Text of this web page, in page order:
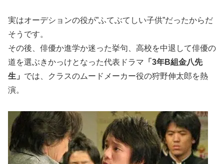
実はオーデションの役が”ふてぶてしい子供”だったからだ
そうです。
その後、俳優か進学か迷った挙句、高校を中退して俳優の
道を選ぶきかっけとなった代表ドラマ 「3年B組金八先
生」 では、クラスのムードメーカー役の狩野伸太郎を熱
演。